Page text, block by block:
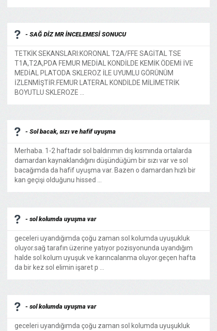
- SAĞ DİZ MR İNCELEMESİ SONUCU
TETKİK SEKANSLARI:KORONAL T2A/FFE SAGİTAL TSE
T1A,T2A,PDA FEMUR MEDİAL KONDİLDE KEMİK ÖDEMİ İVE
MEDİAL PLATODA SKLEROZ İLE UYUMLU GÖRÜNÜM
İZLENMİŞTİR.FEMUR LATERAL KONDİLDE MİLİMETRİK
BOYUTLU SKLEROZE ...
- Sol bacak, sızı ve hafif uyuşma
Merhaba. 1-2 haftadır sol baldırımın dış kısmında ortalarda
damardan kaynaklandığını düşündüğüm bir sızı var ve sol
bacağımda da hafif uyuşma var. Bazen o damardan hızlı bir
kan geçişi olduğunu hissed ...
- sol kolumda uyuşma var
geceleri uyandığımda çoğu zaman sol kolumda uyuşukluk
oluyor.sağ tarafın üzerine yatıyor pozisyonunda uyandığım
halde sol kolum uyuşuk ve karıncalanma oluyor.geçen hafta
da bir kez sol elimin işaret p ...
- sol kolumda uyuşma var
geceleri uyandığımda çoğu zaman sol kolumda uyuşukluk